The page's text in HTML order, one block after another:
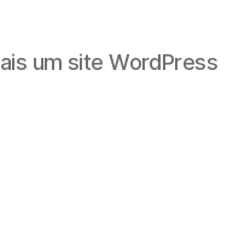
um site WordPress